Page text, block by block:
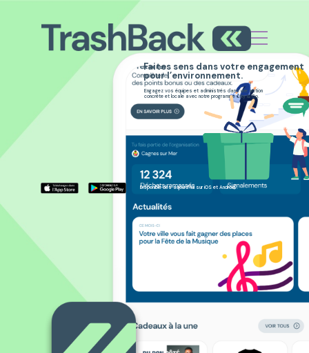
Faites sens dans votre engagement
pour l’environnement.
Engagez vos équipes et administrés dans une action
concrète et locale avec notre programme City & Co.
Disponible dès aujourd’hui sur iOS et Android !